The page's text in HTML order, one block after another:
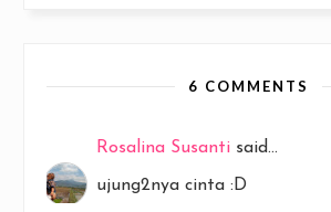
6 COMMENTS
Rosalina Susanti said...
ujung2nya cinta :D